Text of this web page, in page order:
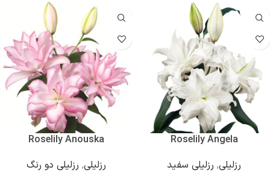
Roselily Angela
رزلیلی, رزلیلی سفید
Roselily Anouska
رزلیلی, رزلیلی دو رنگ